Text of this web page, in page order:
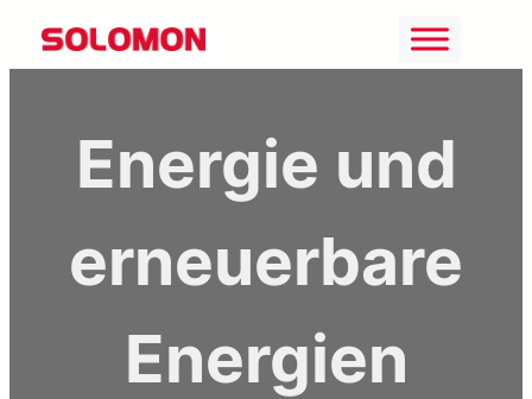
Zum
Inhalt
Energie und
erneuerbare
Energien